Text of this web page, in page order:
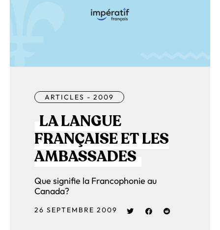
ARTICLES - 2009
LA LANGUE
FRANÇAISE ET LES
AMBASSADES
Que signifie la Francophonie au
Canada?
26 SEPTEMBRE 2009